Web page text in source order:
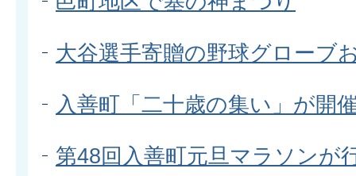
大谷選手寄贈の野球グローブ
入善町「二十歳の集い」が開
第48回入善町元旦マラソンが